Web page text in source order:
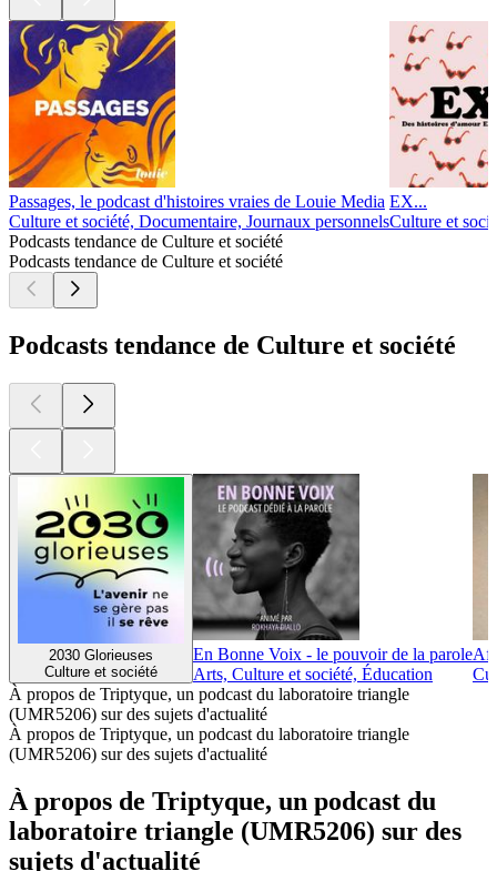
Passages, le podcast d'histoires vraies de Louie Media
Culture et société, Documentaire, Journaux personnels
EX...
Culture et
Podcasts tendance de Culture et société
Podcasts tendance de Culture et société
Podcasts tendance de Culture et société
2030 Glorieuses
Culture et société
En Bonne Voix - le pouvoir de la parole
Arts, Culture et société, Éducation
À propos de Triptyque, un podcast du laboratoire triangle
(UMR5206) sur des sujets d'actualité
À propos de Triptyque, un podcast du laboratoire triangle
(UMR5206) sur des sujets d'actualité
À propos de Triptyque, un podcast du
laboratoire triangle (UMR5206) sur des
sujets d'actualité